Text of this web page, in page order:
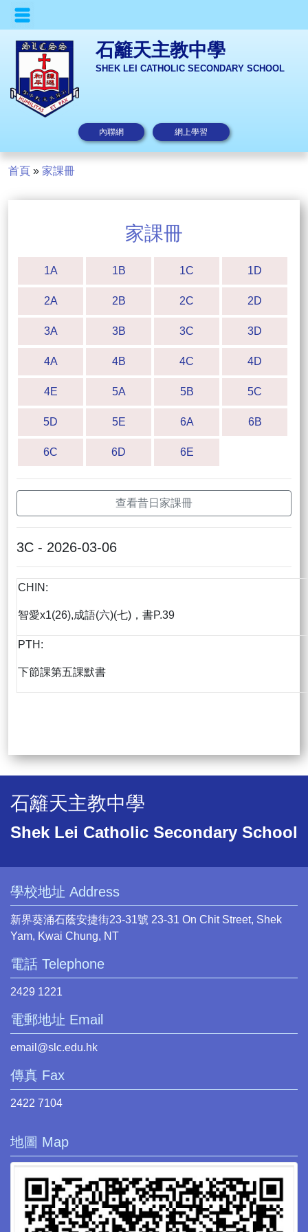
石籬天主教中學
SHEK LEI CATHOLIC SECONDARY SCHOOL
內聯網 網上學習
首頁 » 家課冊
家課冊
1A 1B 1C 1D
2A 2B 2C 2D
3A 3B 3C 3D
4A 4B 4C 4D
4E 5A 5B 5C
5D 5E 6A 6B
6C 6D 6E
查看昔日家課冊
3C - 2026-03-06
CHIN:
智愛x1(26),成語(六)(七)，書P.39
PTH:
下節課第五課默書
石籬天主教中學
Shek Lei Catholic Secondary School
學校地址 Address
新界葵涌石蔭安捷街23-31號 23-31 On Chit Street, Shek
Yam, Kwai Chung, NT
電話 Telephone
2429 1221
電郵地址 Email
email@slc.edu.hk
傳真 Fax
2422 7104
地圖 Map